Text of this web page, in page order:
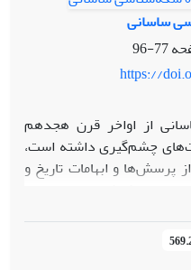
ساسانی
77-96
https://
از اواخر قرن هجدهم
چشم‌گیری داشته است،
پرسش‌ها و ابهامات تاریخ و
سکه‌شناختی به‌دست
به مسائل عمومی و بنیادی
فارسی‌زبان را از
ساسانی از آغاز تا